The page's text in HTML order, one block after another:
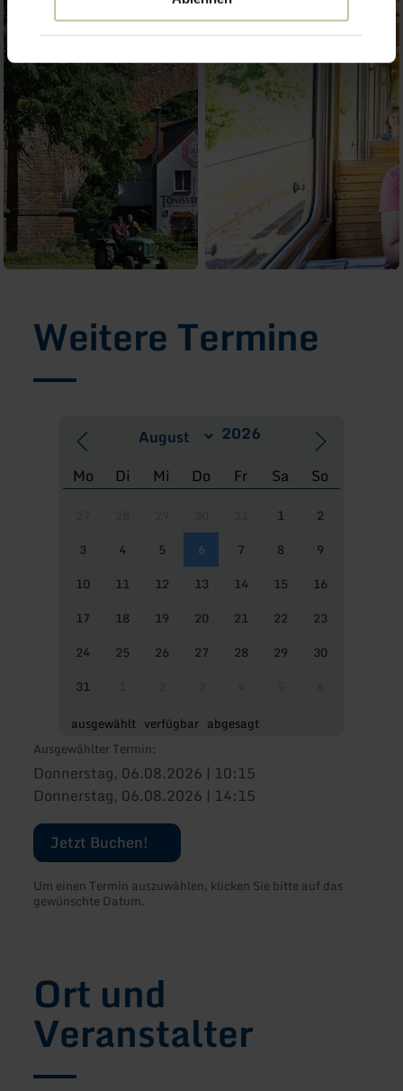
Weitere Termine
Mo Di Mi Do Fr Sa So
1
2
3
4 5 6 7 8
9
10
11 12 13 14 15
16
17
18 19 20 21 22
23
24
25 26 27 28 29
30
31
ausgewählt verfügbar abgesagt
Ausgewählter Termin:
Donnerstag, 06.08.2026 | 10:15
Donnerstag, 06.08.2026 | 14:15
Jetzt Buchen!
Um einen Termin auszuwählen, klicken Sie bitte auf das
gewünschte Datum.
Ort und
Veranstalter